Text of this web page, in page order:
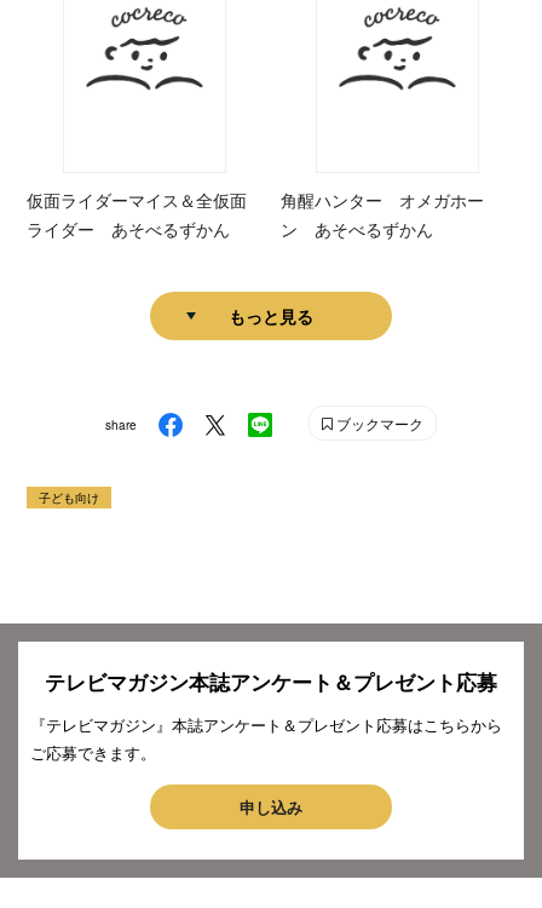
仮面ライダーマイス＆全仮面
ライダー あそべるずかん
角醒ハンター オメガホー
ン あそべるずかん
もっと見る
share ブックマーク
子ども向け
テレビマガジン本誌アンケート＆プレゼント応募
『テレビマガジン』本誌アンケート＆プレゼント応募はこちらから
ご応募できます。
申し込み